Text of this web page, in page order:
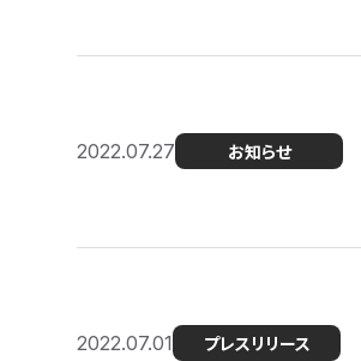
2022.07.27 お知らせ
2022.07.01 プレスリリース